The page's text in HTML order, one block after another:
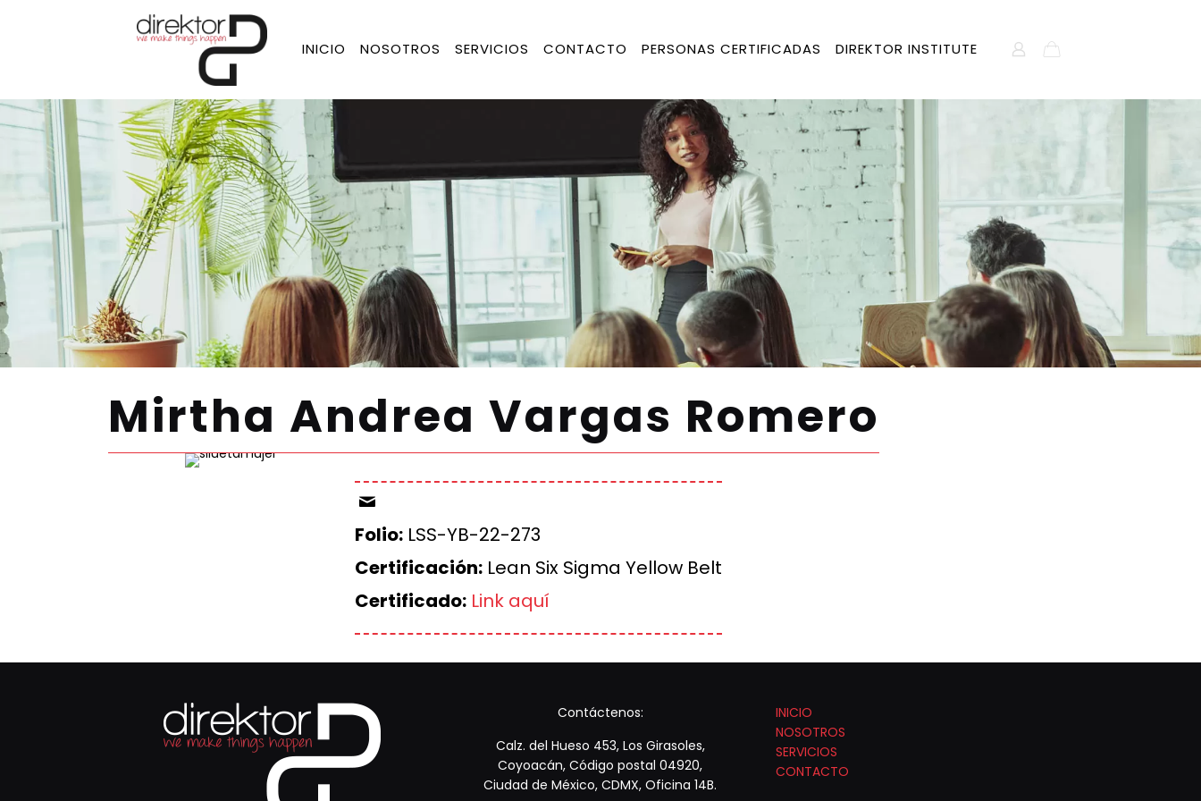
INICIO NOSOTROS SERVICIOS CONTACTO PERSONAS CERTIFICADAS DIREKTOR INSTITUTE
Mirtha Andrea Vargas Romero
Folio:LSS-YB-22-273
Certificación:Lean Six Sigma Yellow Belt
Certificado: Link aquí
Contáctenos:
Calz. del Hueso 453, Los Girasoles,
Coyoacán, Código postal 04920,
Ciudad de México, CDMX, Oficina 14B.
INICIO
NOSOTROS
SERVICIOS
CONTACTO